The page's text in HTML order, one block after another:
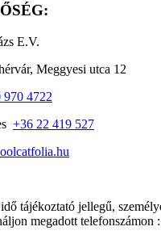
E.V.
Meggyesi utca 12
970 4722
+36 22 419 527
tájékoztató jellegű,
megadott telefonszámon :